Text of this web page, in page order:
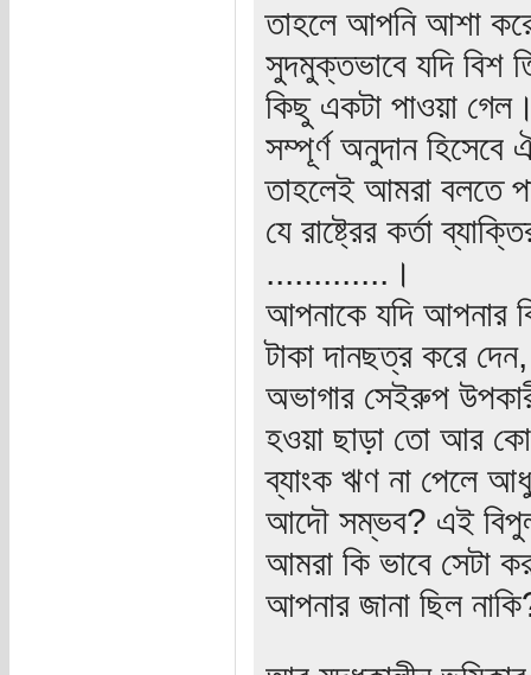
তাহলে আপনি আশা
সুদমুক্তভাবে যদি বিশ
কিছু একটা পাওয়া
সম্পূর্ণ অনুদান হিসেবে
তাহলেই আমরা বলতে
যে রাষ্ট্রের কর্তা
.............।
আপনাকে যদি আপনার
টাকা দানছত্র করে
অভাগার সেইরুপ
হওয়া ছাড়া তো আর
ব্যাংক ঋণ না পেলে
আদৌ সম্ভব? এই বিপুল
আমরা কি ভাবে সেটা
আপনার জানা ছিল